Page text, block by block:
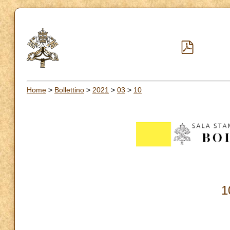
Home > Bollettino > 2021 > 03 > 10